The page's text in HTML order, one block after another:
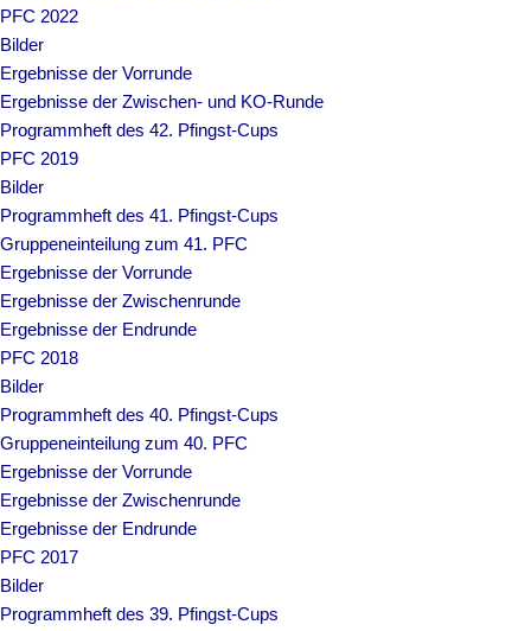
PFC 2022
Bilder
Ergebnisse der Vorrunde
Ergebnisse der Zwischen- und KO-Runde
Programmheft des 42. Pfingst-Cups
PFC 2019
Bilder
Programmheft des 41. Pfingst-Cups
Gruppeneinteilung zum 41. PFC
Ergebnisse der Vorrunde
Ergebnisse der Zwischenrunde
Ergebnisse der Endrunde
PFC 2018
Bilder
Programmheft des 40. Pfingst-Cups
Gruppeneinteilung zum 40. PFC
Ergebnisse der Vorrunde
Ergebnisse der Zwischenrunde
Ergebnisse der Endrunde
PFC 2017
Bilder
Programmheft des 39. Pfingst-Cups